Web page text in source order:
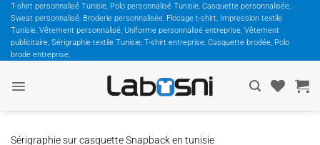
Passer
contenu
T-shirt personnalisé Tunisie, Polo personnalisé Tunisie, Casquette personnalisée,
Sweat personnalisé, Broderie personnalisée, Flocage t-shirt, Impression textile
Tunisie, Vêtement personnalisé, Uniforme personnalisé entreprise, Vêtement
publicitaire, Sérigraphie textile Tunisie, T-shirt entreprise, Casquette brodée, Polo
brodé entreprise,
Sérigraphie sur casquette Snapback en tunisie